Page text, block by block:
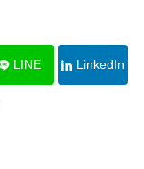
LINE LinkedIn